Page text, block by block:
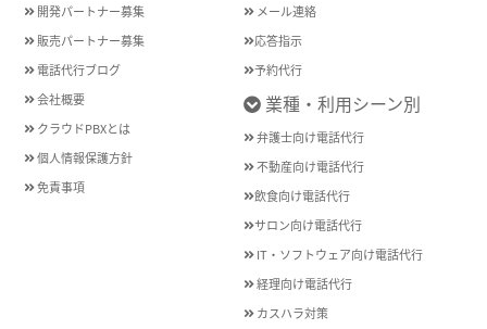
開発パートナー募集
販売パートナー募集
電話代行ブログ
会社概要
クラウドPBXとは
個人情報保護方針
免責事項
メール連絡
応答指示
予約代行
業種・利用シーン別
弁護士向け電話代行
不動産向け電話代行
飲食向け電話代行
サロン向け電話代行
IT・ソフトウェア向け電話代行
経理向け電話代行
カスハラ対策